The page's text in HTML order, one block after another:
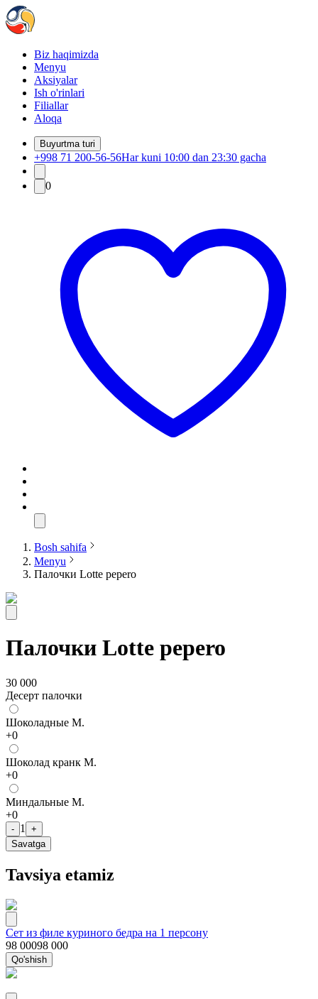
Biz haqimizda
Menyu
Aksiyalar
Ish o'rinlari
Filiallar
Aloqa
Buyurtma turi
+998 71 200-56-56Har kuni 10:00 dan 23:30 gacha
0
Bosh sahifa
Menyu
Палочки Lotte pepero
Палочки Lotte pepero
30 000
Десерт палочки
Шоколадные М.
+0
Шоколад кранк М.
+0
Миндальные М.
+0
- 1
+
Savatga
Tavsiya etamiz
Сет из филе куриного бедра на 1 персону
98 00098 000
Qo'shish